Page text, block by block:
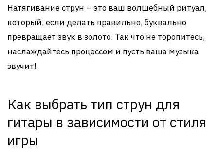
Натягивание струн – это ваш волшебный ритуал,
который, если делать правильно, буквально
превращает звук в золото. Так что не торопитесь,
наслаждайтесь процессом и пусть ваша музыка
звучит!
Как выбрать тип струн для
гитары в зависимости от стиля
игры